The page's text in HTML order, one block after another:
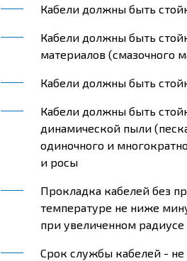
Кабели должны быть
Кабели должны быть
материалов (смазочного
Кабели должны быть
Кабели должны быть
динамической пыли
одиночного и
и росы
Прокладка кабелей без
температуре не ниже
при увеличенном радиусе
Срок службы кабелей - не